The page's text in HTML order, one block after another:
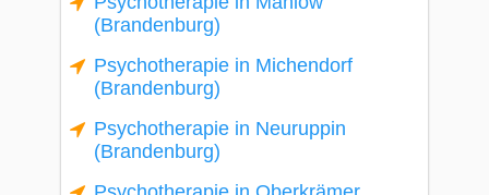
(Brandenburg)
Psychotherapie in Michendorf
(Brandenburg)
Psychotherapie in Neuruppin
(Brandenburg)